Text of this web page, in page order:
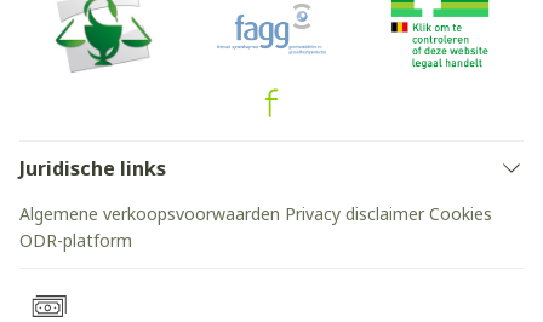
Juridische links
Algemene verkoopsvoorwaarden Privacy disclaimer Cookies
ODR-platform